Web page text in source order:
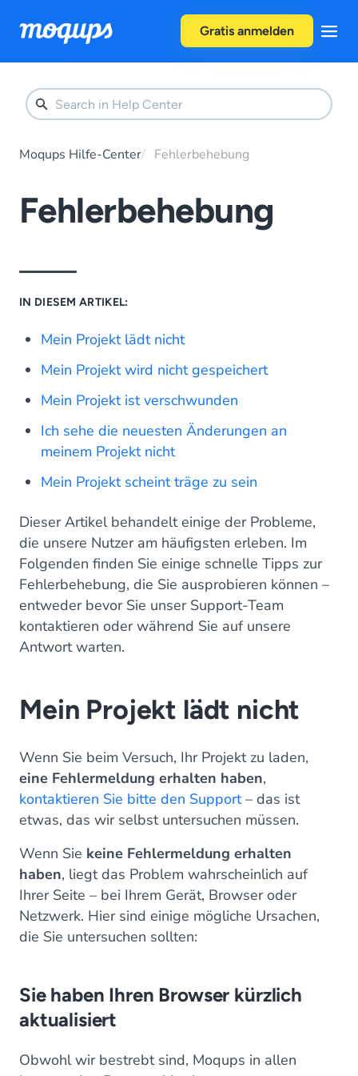
Gratis anmelden
Moqups Hilfe-Center Fehlerbehebung
Fehlerbehebung
IN DIESEM ARTIKEL:
Mein Projekt lädt nicht
Mein Projekt wird nicht gespeichert
Mein Projekt ist verschwunden
Ich sehe die neuesten Änderungen an
meinem Projekt nicht
Mein Projekt scheint träge zu sein
Dieser Artikel behandelt einige der Probleme,
die unsere Nutzer am häufigsten erleben. Im
Folgenden finden Sie einige schnelle Tipps zur
Fehlerbehebung, die Sie ausprobieren können –
entweder bevor Sie unser Support-Team
kontaktieren oder während Sie auf unsere
Antwort warten.
Mein Projekt lädt nicht
Wenn Sie beim Versuch, Ihr Projekt zu laden,
eine Fehlermeldung erhalten haben,
kontaktieren Sie bitte den Support– das ist
etwas, das wir selbst untersuchen müssen.
Wenn Sie keine Fehlermeldung erhalten
haben, liegt das Problem wahrscheinlich auf
Ihrer Seite – bei Ihrem Gerät, Browser oder
Netzwerk. Hier sind einige mögliche Ursachen,
die Sie untersuchen sollten:
Sie haben Ihren Browser kürzlich
aktualisiert
Obwohl wir bestrebt sind, Moqups in allen